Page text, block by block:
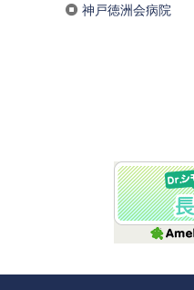
神戸徳洲会病院